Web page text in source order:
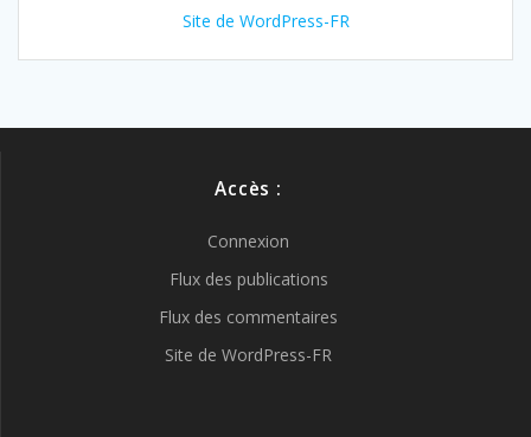
Site de WordPress-FR
Accès :
Connexion
Flux des publications
Flux des commentaires
Site de WordPress-FR